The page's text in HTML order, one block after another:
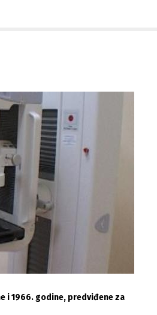
i 1966. godine, predviđene za